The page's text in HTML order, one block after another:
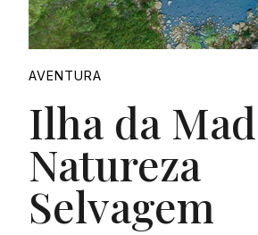
AVENTURA
Ilha da
Natureza
Selvagem